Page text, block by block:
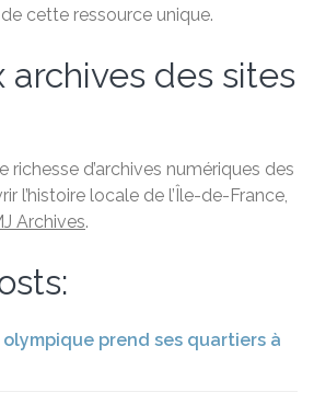
cette ressource unique.
archives des sites
richesse d’archives numériques des
l’histoire locale de l’Île-de-France,
Archives.
prend ses quartiers à